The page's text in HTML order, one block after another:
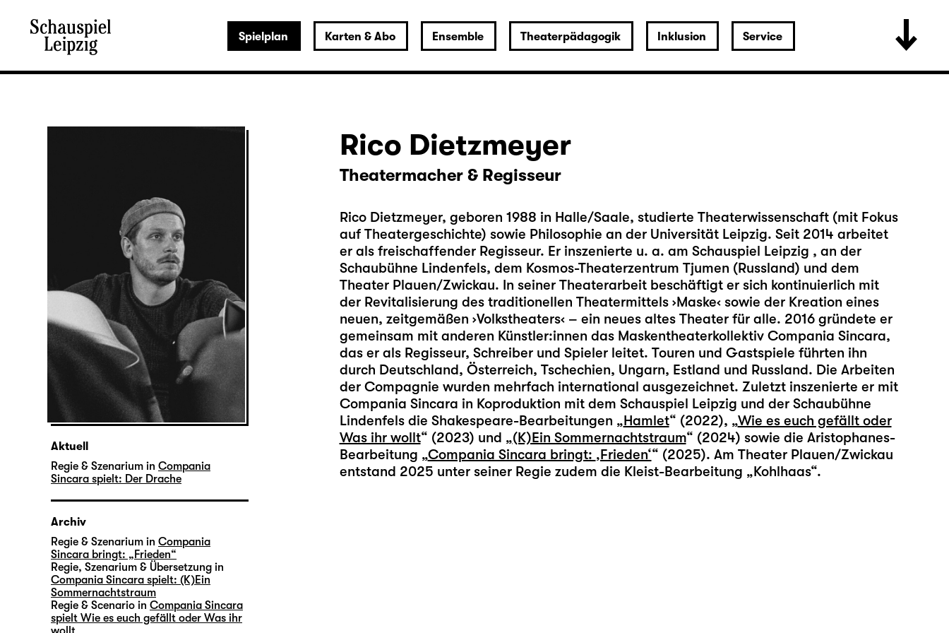
Spielplan Karten & Abo Ensemble Theaterpädagogik Inklusion Service
Rico Dietzmeyer
Theatermacher & Regisseur
Rico Dietzmeyer, geboren 1988 in Halle/Saale, studierte Theaterwissenschaft (mit Fokus
auf Theatergeschichte) sowie Philosophie an der Universität Leipzig. Seit 2014 arbeitet
er als freischaffender Regisseur. Er inszenierte u. a. am Schauspiel Leipzig , an der
Schaubühne Lindenfels, dem Kosmos-Theaterzentrum Tjumen (Russland) und dem
Theater Plauen/Zwickau. In seiner Theaterarbeit beschäftigt er sich kontinuierlich mit
der Revitalisierung des traditionellen Theatermittels ›Maske‹ sowie der Kreation eines
neuen, zeitgemäßen ›Volkstheaters‹ – ein neues altes Theater für alle. 2016 gründete er
gemeinsam mit anderen Künstler:innen das Maskentheaterkollektiv Compania Sincara,
das er als Regisseur, Schreiber und Spieler leitet. Touren und Gastspiele führten ihn
durch Deutschland, Österreich, Tschechien, Ungarn, Estland und Russland. Die Arbeiten
der Compagnie wurden mehrfach international ausgezeichnet. Zuletzt inszenierte er mit
Compania Sincara in Koproduktion mit dem Schauspiel Leipzig und der Schaubühne
Lindenfels die Shakespeare-Bearbeitungen „Hamlet“ (2022), „Wie es euch gefällt oder
Was ihr wollt“ (2023) und „(K)Ein Sommernachtstraum“ (2024) sowie die Aristophanes-
Bearbeitung „Compania Sincara bringt: ‚Frieden‘“ (2025). Am Theater Plauen/Zwickau
entstand 2025 unter seiner Regie zudem die Kleist-Bearbeitung „Kohlhaas“.
Aktuell
Regie & Szenarium in Compania
Sincara spielt: Der Drache
Archiv
Regie & Szenarium in Compania
Sincara bringt: „Frieden“
Regie, Szenarium & Übersetzung in
Compania Sincara spielt: (K)Ein
Sommernachtstraum
Regie & Scenario in Compania Sincara
spielt Wie es euch gefällt oder Was ihr